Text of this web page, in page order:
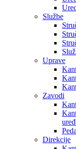
Službe
Uprave
Zavodi
Direkcije